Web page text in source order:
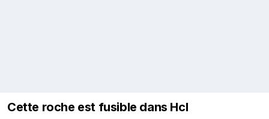
Cette roche est fusible dans Hcl